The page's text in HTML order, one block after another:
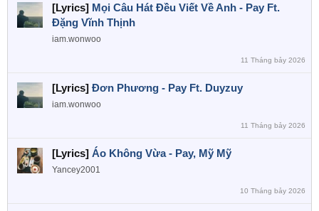
[Lyrics] Mọi Câu Hát Đều Viết Về Anh - Pay Ft.
Đặng Vĩnh Thịnh
iam.wonwoo
11 Tháng bảy 2026
[Lyrics] Đơn Phương - Pay Ft. Duyzuy
iam.wonwoo
11 Tháng bảy 2026
[Lyrics] Áo Không Vừa - Pay, Mỹ Mỹ
Yancey2001
10 Tháng bảy 2026